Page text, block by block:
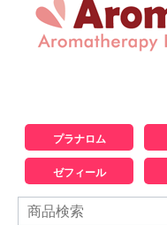
プラナロム
ゼフィール